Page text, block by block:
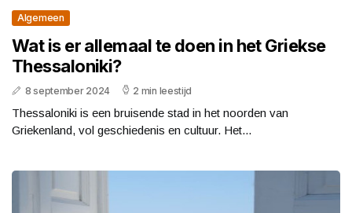
Algemeen
Wat is er allemaal te doen in het Griekse
Thessaloniki?
8 september 2024 2 min leestijd
Thessaloniki is een bruisende stad in het noorden van
Griekenland, vol geschiedenis en cultuur. Het...